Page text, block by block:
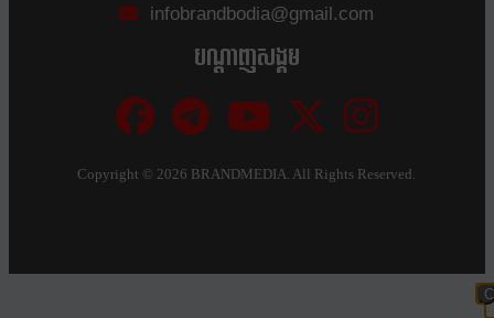
infobrandbodia@gmail.com
បណ្ដាញសង្គម
Copyright ©2026 BRANDMEDIA. All Rights Reserved.